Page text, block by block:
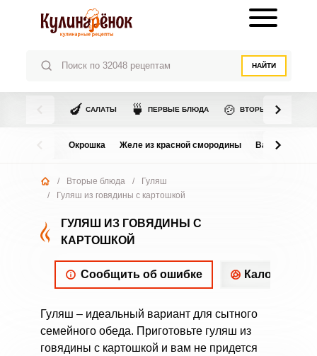
НАЙТИ
🍆 САЛАТЫ 🍵 ПЕРВЫЕ БЛЮДА 🍲 ВТОРЫЕ БЛЮДА
Окрошка Желе из красной смородины Варенье из
/ Вторые блюда /
Гуляш
/
Гуляш из говядины с картошкой
ГУЛЯШ ИЗ ГОВЯДИНЫ С
КАРТОШКОЙ
Сообщить об ошибке
Гуляш – идеальный вариант для сытного
семейного обеда. Приготовьте гуляш из
говядины с картошкой и вам не придется